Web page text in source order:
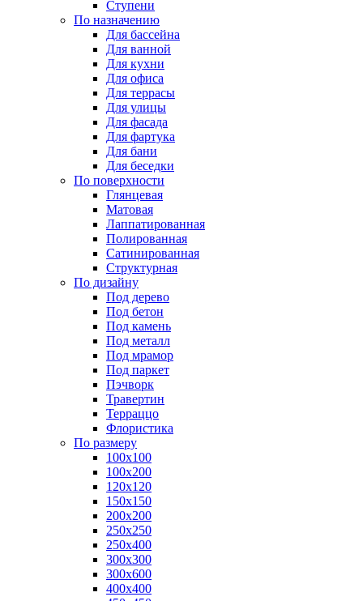
Ступени
По назначению
Для бассейна
Для ванной
Для кухни
Для офиса
Для террасы
Для улицы
Для фасада
Для фартука
Для бани
Для беседки
По поверхности
Глянцевая
Матовая
Лаппатированная
Полированная
Сатинированная
Структурная
По дизайну
Под дерево
Под бетон
Под камень
Под металл
Под мрамор
Под паркет
Пэчворк
Травертин
Терраццо
Флористика
По размеру
100х100
100х200
120х120
150х150
200х200
250х250
250х400
300х300
300х600
400х400